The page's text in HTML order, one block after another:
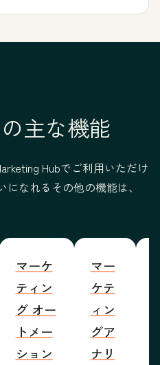
主な機能
Hubでご利用いただけ
になれるその他の機能は、
マーケ
ティン
グ オー
トメー
ション
マー
ケテ
ィン
グア
ナリ